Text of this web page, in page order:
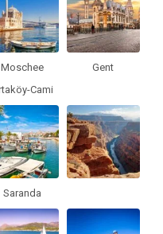
Moschee
Cami
Gent
Saranda